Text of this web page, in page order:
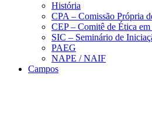
História
CPA – Comissão Própria
CEP – Comitê de Ética em
SIC – Seminário de
PAEG
NAPE / NAIF
Campos